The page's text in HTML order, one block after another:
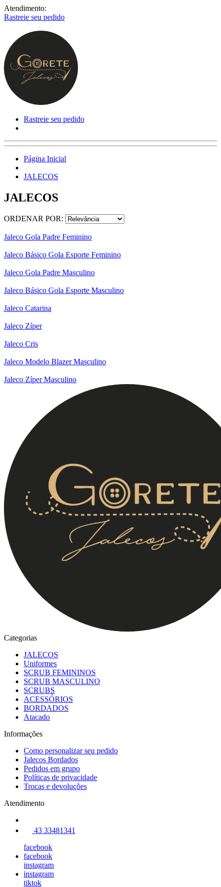
Atendimento:
Rastreie seu pedido
Rastreie seu pedido
Página Inicial
JALECOS
JALECOS
ORDENAR POR:
Jaleco Gola Padre Feminino
Jaleco Básico Gola Esporte Feminino
Jaleco Gola Padre Masculino
Jaleco Básico Gola Esporte Masculino
Jaleco Catarina
Jaleco Zíper
Jaleco Cris
Jaleco Modelo Blazer Masculino
Jaleco Zíper Masculino
Categorias
JALECOS
Uniformes
SCRUB FEMININOS
SCRUB MASCULINO
SCRUBS
ACESSÓRIOS
BORDADOS
Atacado
Informações
Como personalizar seu pedido
Jalecos Bordados
Pedidos em grupo
Políticas de privacidade
Trocas e devoluções
Atendimento
43 33481341
facebook
facebook
instagram
instagram
tiktok